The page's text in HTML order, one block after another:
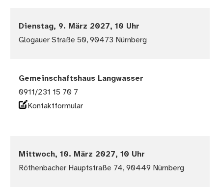
Dienstag, 9. März 2027, 10 Uhr
Glogauer Straße 50, 90473 Nürnberg
Gemeinschaftshaus Langwasser
0911/231 15 70 7
Kontaktformular
Mittwoch, 10. März 2027, 10 Uhr
Röthenbacher Hauptstraße 74, 90449 Nürnberg